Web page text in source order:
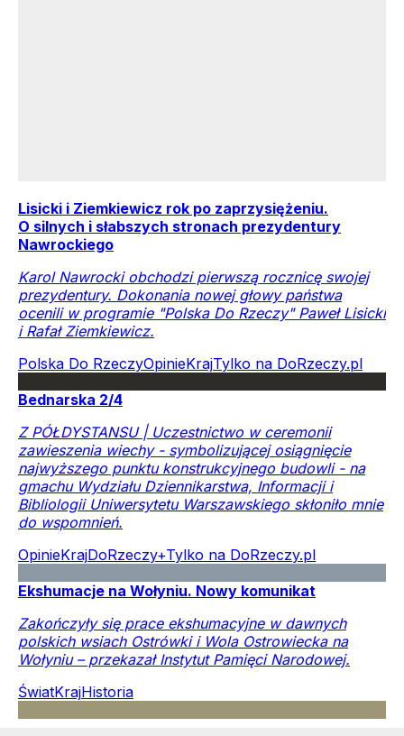
Lisicki i Ziemkiewicz rok po zaprzysiężeniu.
O silnych i słabszych stronach prezydentury
Nawrockiego
Karol Nawrocki obchodzi pierwszą rocznicę swojej
prezydentury. Dokonania nowej głowy państwa
ocenili w programie "Polska Do Rzeczy" Paweł Lisicki
i Rafał Ziemkiewicz.
Polska Do RzeczyOpinieKrajTylko na DoRzeczy.pl
Bednarska 2/4
Z PÓŁDYSTANSU | Uczestnictwo w ceremonii
zawieszenia wiechy - symbolizującej osiągnięcie
najwyższego punktu konstrukcyjnego budowli - na
gmachu Wydziału Dziennikarstwa, Informacji i
Bibliologii Uniwersytetu Warszawskiego skłoniło mnie
do wspomnień.
OpinieKrajDoRzeczy+Tylko na DoRzeczy.pl
Ekshumacje na Wołyniu. Nowy komunikat
Zakończyły się prace ekshumacyjne w dawnych
polskich wsiach Ostrówki i Wola Ostrowiecka na
Wołyniu – przekazał Instytut Pamięci Narodowej.
ŚwiatKrajHistoria